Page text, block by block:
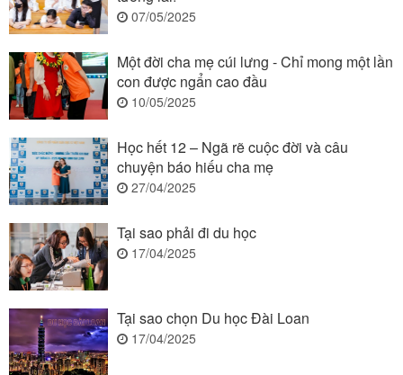
07/05/2025
Một đời cha mẹ cúi lưng - Chỉ mong một lần
con được ngẩn cao đầu
10/05/2025
Học hết 12 – Ngã rẽ cuộc đời và câu
chuyện báo hiếu cha mẹ
27/04/2025
Tại sao phải đi du học
17/04/2025
Tại sao chọn Du học Đài Loan
17/04/2025